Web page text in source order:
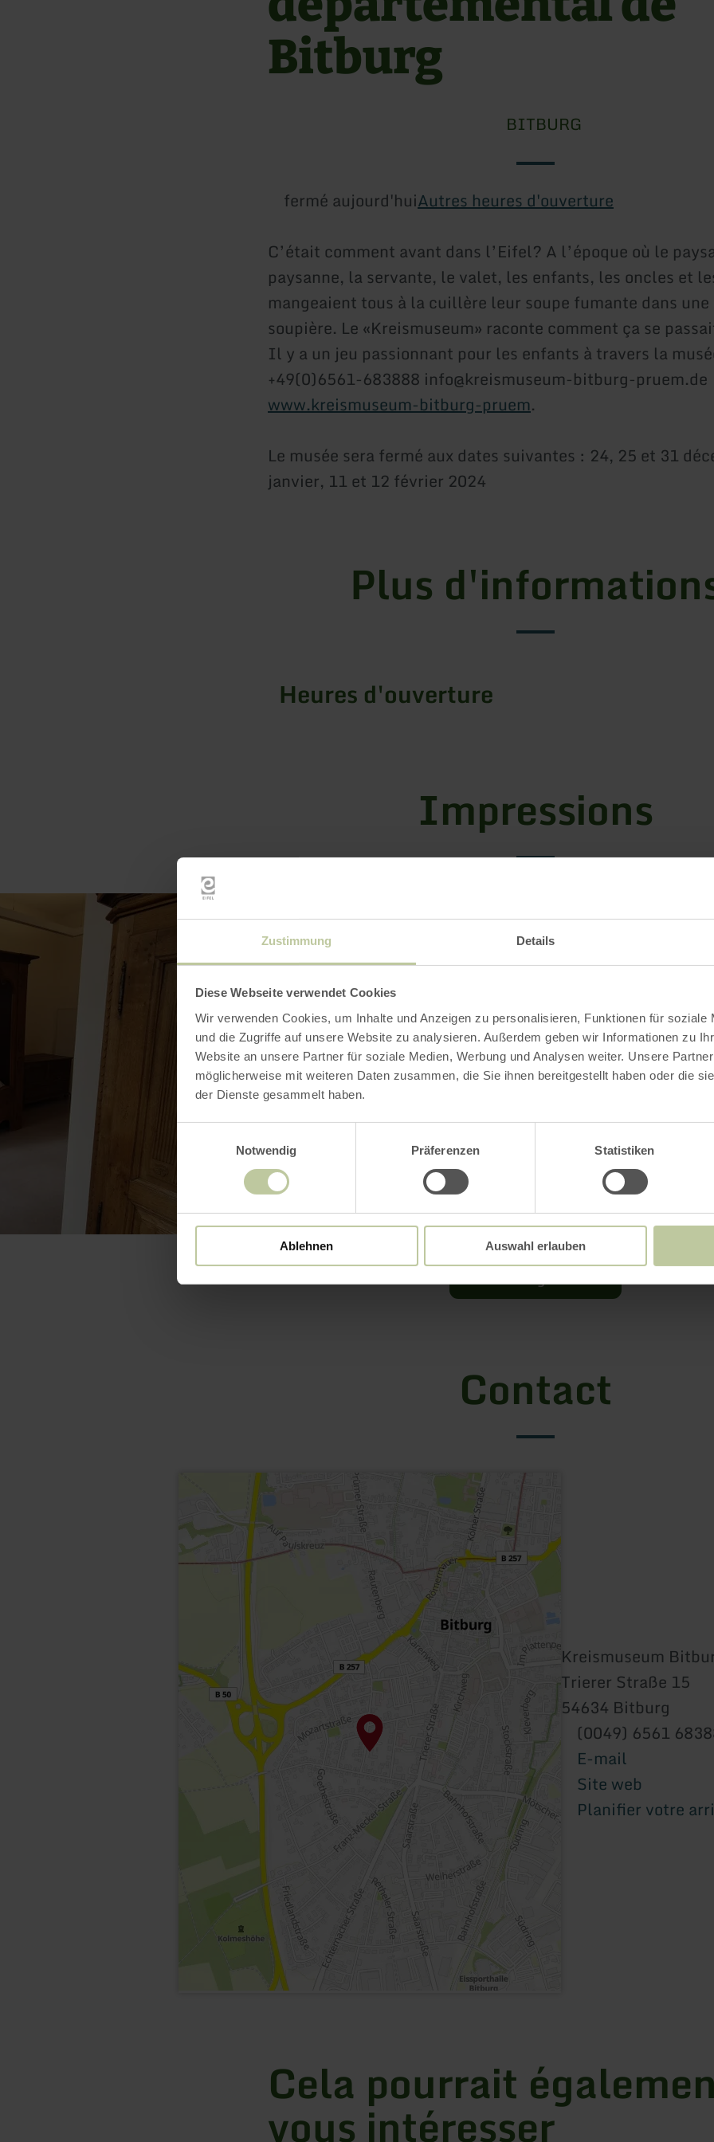
Zustimmung Details
Diese Webseite verwendet Cookies
Wir verwenden Cookies, um Inhalte und Anzeigen zu personalisieren, Funktionen für soziale
und die Zugriffe auf unsere Website zu analysieren. Außerdem geben wir Informationen zu
Website an unsere Partner für soziale Medien, Werbung und Analysen weiter. Unsere
möglicherweise mit weiteren Daten zusammen, die Sie ihnen bereitgestellt haben oder die
der Dienste gesammelt haben.
Notwendig
Präferenzen Statistiken
Ablehnen Auswahl erlauben
Bitburg
BITBURG
fermé aujourd'huiAutres heures d'ouverture
C’était comment avant dans l’Eifel? A l’époque où le
paysanne, la servante, le valet, les enfants, les oncles et
mangeaient tous à la cuillère leur soupe fumante dans une
soupière. Le «Kreismuseum» raconte comment ça se
Il y a un jeu passionnant pour les enfants à travers la
+49(0)6561-683888 info@kreismuseum-bitburg-pruem.de
www.kreismuseum-bitburg-pruem.
Le musée sera fermé aux dates suivantes : 24, 25 et 31
janvier, 11 et 12 février 2024
Plus
Heures d'ouverture
Impressions
Ouvrir la galerie
Contact
Kreismuseum
Trierer Straße 15
54634 Bitburg
(0049) 6561
E-mail
Site web
Planifier votre
Cela pourrait
vous intéresser